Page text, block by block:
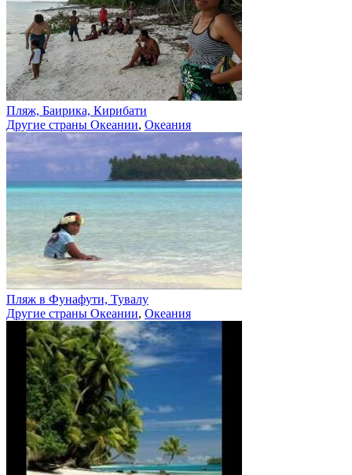
Пляж, Баирика, Кирибати
Другие страны Океании, Океания
Пляж в Фунафути, Тувалу
Другие страны Океании, Океания